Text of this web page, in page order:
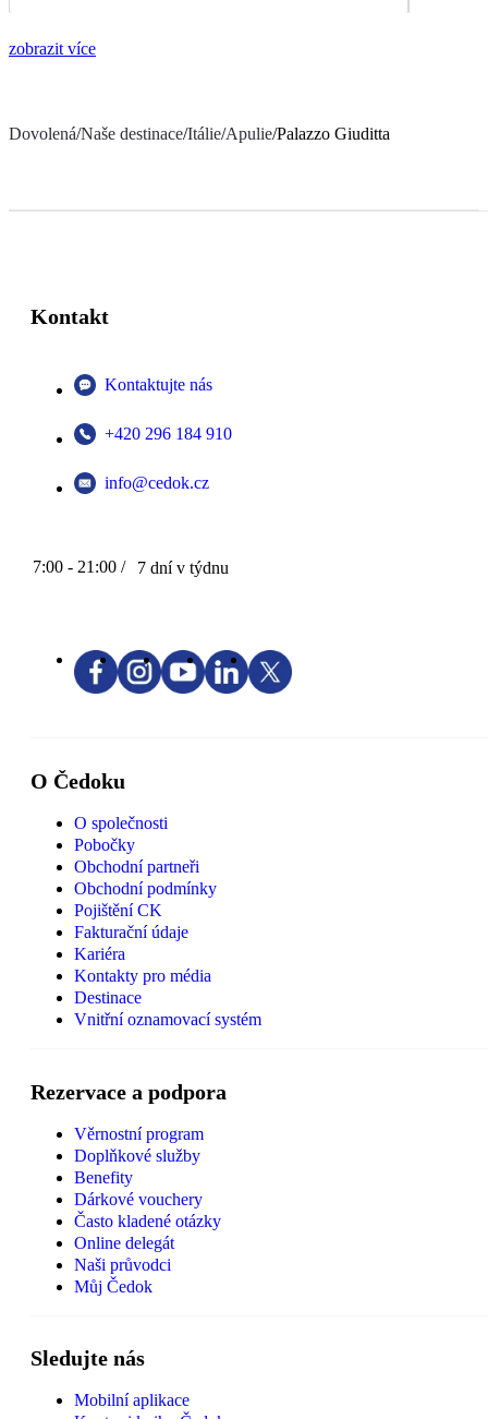
zobrazit více
Dovolená/Naše destinace/Itálie/Apulie/Palazzo Giuditta
Kontakt
Kontaktujte nás
+420 296 184 910
info@cedok.cz
7:00 - 21:00 / 7 dní v týdnu
O Čedoku
O společnosti
Pobočky
Obchodní partneři
Obchodní podmínky
Pojištění CK
Fakturační údaje
Kariéra
Kontakty pro média
Destinace
Vnitřní oznamovací systém
Rezervace a podpora
Věrnostní program
Doplňkové služby
Benefity
Dárkové vouchery
Často kladené otázky
Online delegát
Naši průvodci
Můj Čedok
Sledujte nás
Mobilní aplikace